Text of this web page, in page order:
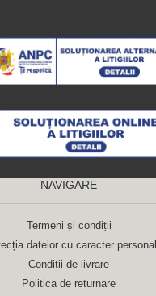
NAVIGARE
Termeni și condiții
datelor cu caracter personal
Condiții de livrare
Politica de returnare